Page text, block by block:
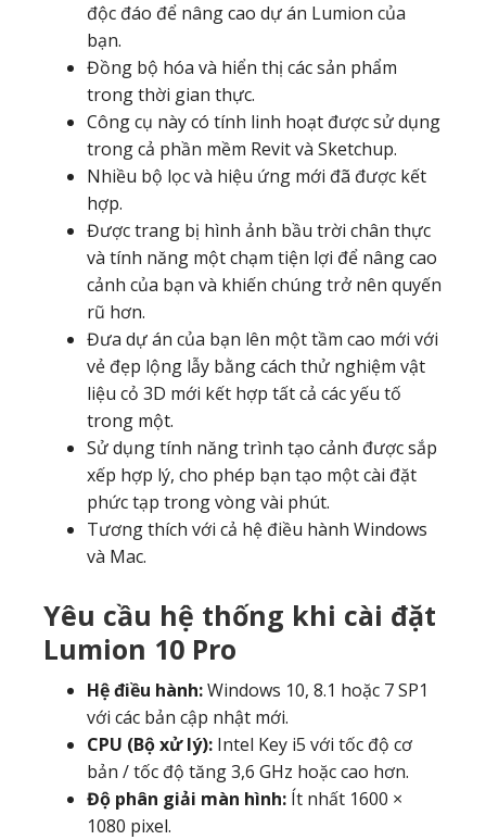
độc đáo để nâng cao dự án Lumion của
bạn.
Đồng bộ hóa và hiển thị các sản phẩm
trong thời gian thực.
Công cụ này có tính linh hoạt được sử dụng
trong cả phần mềm Revit và Sketchup.
Nhiều bộ lọc và hiệu ứng mới đã được kết
hợp.
Được trang bị hình ảnh bầu trời chân thực
và tính năng một chạm tiện lợi để nâng cao
cảnh của bạn và khiến chúng trở nên quyến
rũ hơn.
Đưa dự án của bạn lên một tầm cao mới với
vẻ đẹp lộng lẫy bằng cách thử nghiệm vật
liệu cỏ 3D mới kết hợp tất cả các yếu tố
trong một.
Sử dụng tính năng trình tạo cảnh được sắp
xếp hợp lý, cho phép bạn tạo một cài đặt
phức tạp trong vòng vài phút.
Tương thích với cả hệ điều hành Windows
và Mac.
Yêu cầu hệ thống khi cài đặt
Lumion 10 Pro
Hệ điều hành:Windows 10, 8.1 hoặc 7 SP1
với các bản cập nhật mới.
CPU (Bộ xử lý): Intel Key i5 với tốc độ cơ
bản / tốc độ tăng 3,6 GHz hoặc cao hơn.
Độ phân giải màn hình: Ít nhất 1600 ×
1080 pixel.